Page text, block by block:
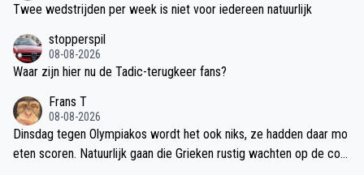
dee, en je hebt natuurlijk al de Cruijff Institute waarbij je sport ger
elateerd opgeleid wordt. Maar breder zou zeker niet slecht zijn. Ik
vind het daarom ook nog steeds jammer dat het zo met Huntelaar
gegaan is, ik denk echt dat hij een hele goede TD zou kunnen zijn.
Is heel nuchter, heel slim en laat niet snel het kaas van zijn brood e
ten.
Twee wedstrijden per week is niet voor iedereen natuurlijk
stopperspil
08-08-2026
Waar zijn hier nu de Tadic-terugkeer fans?
Frans T
08-08-2026
Dinsdag tegen Olympiakos wordt het ook niks, ze hadden daar mo
eten scoren. Natuurlijk gaan die Grieken rustig wachten op de cou